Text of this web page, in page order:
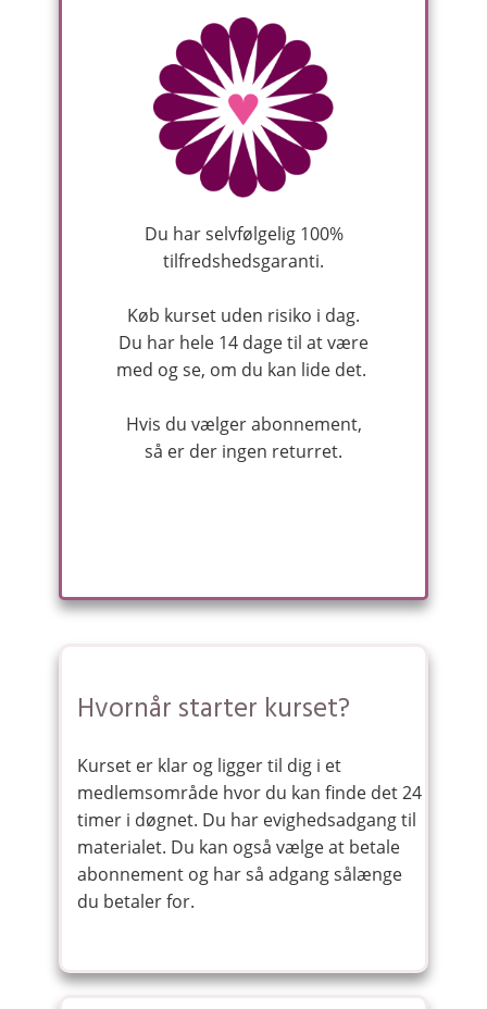
Du har selvfølgelig 100%
tilfredshedsgaranti.
Køb kurset uden risiko i dag.
Du har hele 14 dage til at være
med og se, om du kan lide det.
Hvis du vælger abonnement,
så er der ingen returret.
Hvornår starter kurset?
Kurset er klar og ligger til dig i et
medlemsområde hvor du kan finde det 24
timer i døgnet. Du har evighedsadgang til
materialet. Du kan også vælge at betale
abonnement og har så adgang sålænge
du betaler for.